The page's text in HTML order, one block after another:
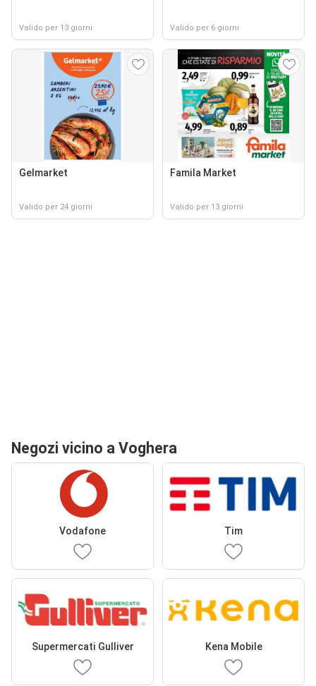
Valido per 13 giorni Valido per 6 giorni
Gelmarket
Valido per 24 giorni
Famila Market
Valido per 13 giorni
Negozi vicino a Voghera
Vodafone Tim
Supermercati Gulliver Kena Mobile